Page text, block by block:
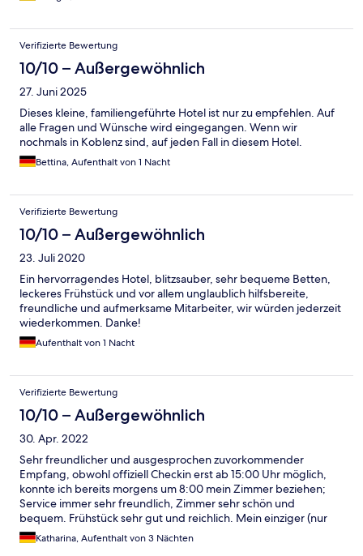
Verifizierte Bewertung
10/10 – Außergewöhnlich
27. Juni 2025
Dieses kleine, familiengeführte Hotel ist nur zu empfehlen. Auf
alle Fragen und Wünsche wird eingegangen. Wenn wir
nochmals in Koblenz sind, auf jeden Fall in diesem Hotel.
Bettina, Aufenthalt von 1 Nacht
Verifizierte Bewertung
10/10 – Außergewöhnlich
23. Juli 2020
Ein hervorragendes Hotel, blitzsauber, sehr bequeme Betten,
leckeres Frühstück und vor allem unglaublich hilfsbereite,
freundliche und aufmerksame Mitarbeiter, wir würden jederzeit
wiederkommen. Danke!
Aufenthalt von 1 Nacht
Verifizierte Bewertung
10/10 – Außergewöhnlich
30. Apr. 2022
Sehr freundlicher und ausgesprochen zuvorkommender
Empfang, obwohl offiziell Checkin erst ab 15:00 Uhr möglich,
konnte ich bereits morgens um 8:00 mein Zimmer beziehen;
Service immer sehr freundlich, Zimmer sehr schön und
bequem. Frühstück sehr gut und reichlich. Mein einziger (nur
sehr kleiner) Vorschlag für eine Verbesserung wurde sehr
freundlich und mit echtem Interesse entgegengenommen. Ich
Katharina, Aufenthalt von 3 Nächten